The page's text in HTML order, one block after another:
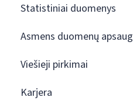
Statistiniai duomenys
Asmens duomenų
Viešieji pirkimai
Karjera